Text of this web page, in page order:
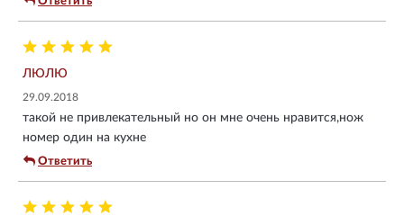
ЛЮЛЮ
29.09.2018
такой не привлекательный но он мне очень нравится,нож
номер один на кухне
Ответить